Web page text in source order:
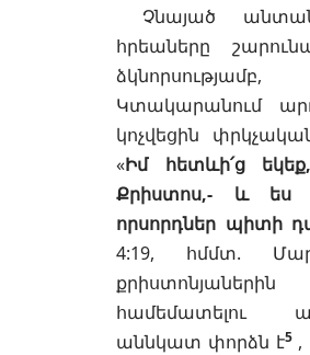
Չնայած
հրեաները
Կտակարանում
կոչվեցին
«Իմ հետևի՛ց
Քրիստոս,- և ես
որսորդներ պիտի
4:19, հմմտ.
համեմատելու
աննկատ փորձն է5,